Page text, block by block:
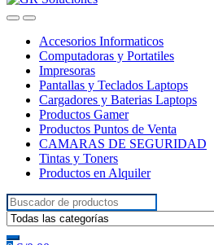
Accesorios Informaticos
Computadoras y Portatiles
Impresoras
Pantallas y Teclados Laptops
Cargadores y Baterias Laptops
Productos Gamer
Productos Puntos de Venta
CAMARAS DE SEGURIDAD
Tintas y Toners
Productos en Alquiler
Search
for: